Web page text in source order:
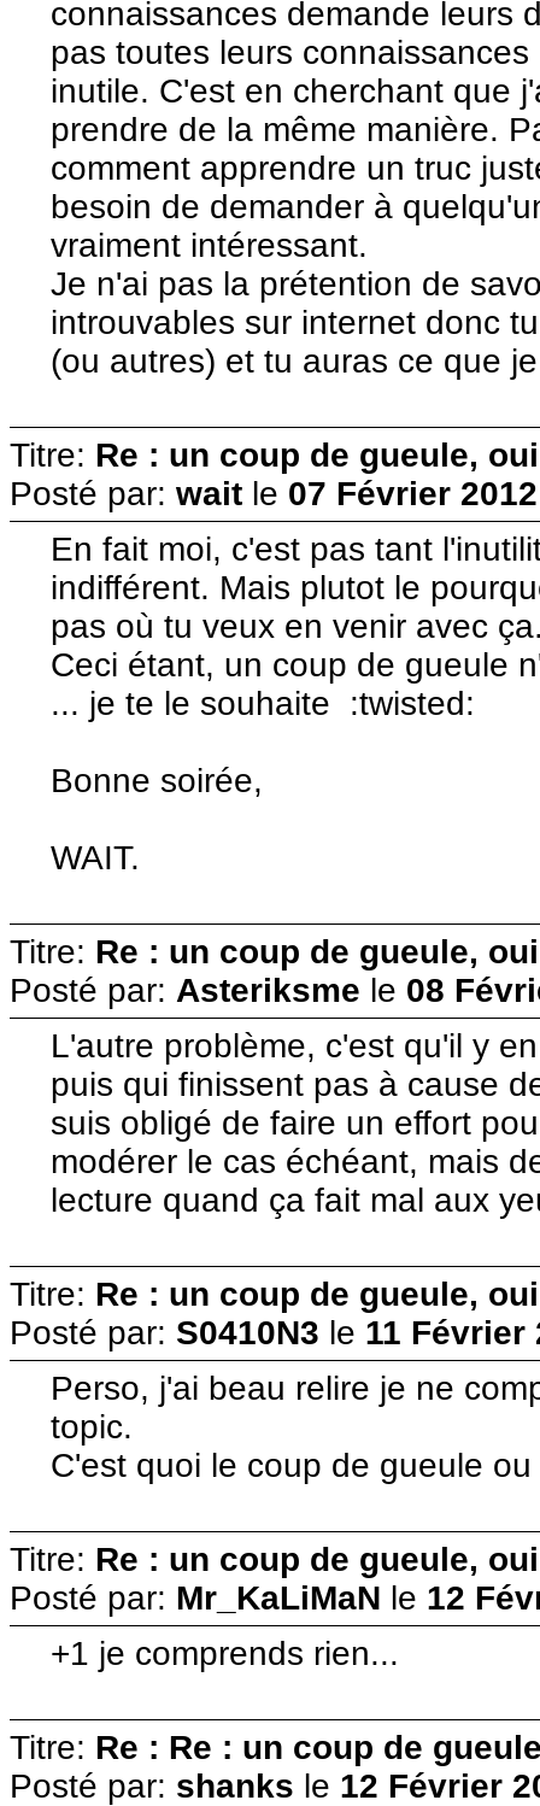
connaissances demande leurs
pas toutes leurs
inutile. C'est en cherchant que
prendre de la même manière.
comment apprendre un truc
besoin de demander à
vraiment intéressant.
Je n'ai pas la prétention de
introuvables sur internet donc
(ou autres) et tu auras ce que
Titre: Re : un coup de gueule, oui
Posté par: wait le 07 Février
En fait moi, c'est pas tant
indifférent. Mais plutot le
pas où tu veux en venir avec
Ceci étant, un coup de gueule
... je te le souhaite :twisted:
Bonne soirée,
WAIT.
Titre: Re : un coup de gueule, oui
Posté par: Asteriksme le 08
L'autre problème, c'est qu'il y
puis qui finissent pas à cause
suis obligé de faire un effort
modérer le cas échéant, mais
lecture quand ça fait mal aux
Titre: Re : un coup de gueule, oui
Posté par: S0410N3 le 11 Février
Perso, j'ai beau relire je ne
topic.
C'est quoi le coup de gueule
Titre: Re : un coup de gueule, oui
Posté par: Mr_KaLiMaN le 12
+1 je comprends rien...
Titre: Re : Re : un coup de
Posté par: shanks le 12 Février